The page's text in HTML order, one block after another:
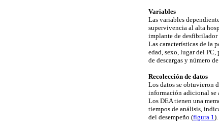
Variables
Las variables
supervivencia al alta
implante de
Las características de la
edad, sexo, lugar del
de descargas y número
Recolección de datos
Los datos se obtuvieron
información adicional se
Los DEA tienen una
tiempos de análisis,
del desempeño (figura 1 ).